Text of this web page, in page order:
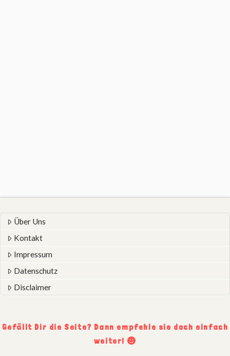
Über Uns
Kontakt
Impressum
Datenschutz
Disclaimer
Gefällt Dir die Seite? Dann empfehle sie doch einfach
weiter!